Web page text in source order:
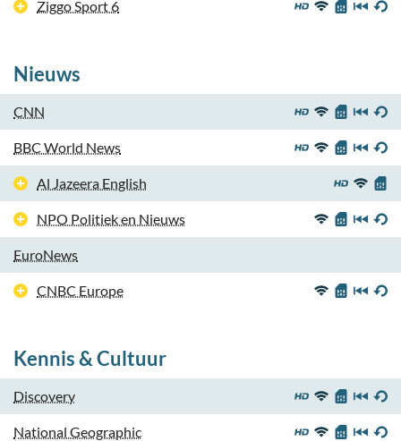
Ziggo Sport 6
Nieuws
CNN
BBC World News
Al Jazeera English
NPO Politiek en Nieuws
EuroNews
CNBC Europe
Kennis & Cultuur
Discovery
National Geographic